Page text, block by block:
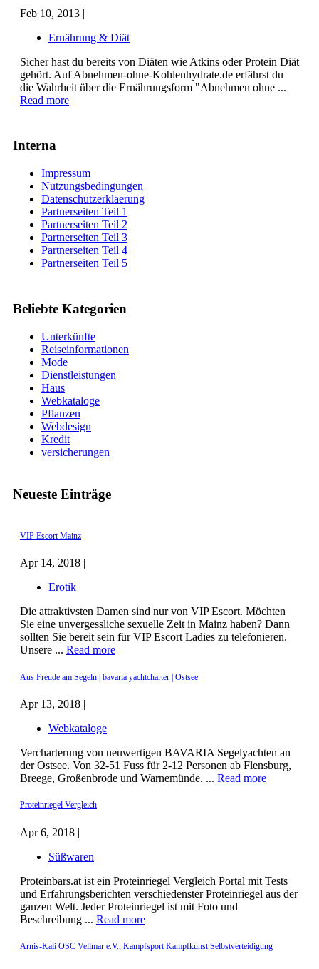
Beliebte Kategorien
Unterkünfte
Reiseinformationen
Mode
Dienstleistungen
Haus
Webkataloge
Pflanzen
Webdesign
Kredit
versicherungen
Neueste Einträge
VIP Escort Mainz
Apr 14, 2018 |
Erotik
Die attraktivsten Damen sind nur von VIP Escort. Möchten
Sie eine unvergessliche sexuelle Zeit in Mainz haben? Dann
sollten Sie bereit sein für VIP Escort Ladies zu telefonieren.
Unsere ... Read more
Aus Freude am Segeln | bavaria yachtcharter | Ostsee
Apr 13, 2018 |
Webkataloge
Vercharterung von neuwertigen BAVARIA Segelyachten an
der Ostsee. Von 32-51 Fuss für 2-12 Personen ab Flensburg,
Breege, Großenbrode und Warnemünde. ... Read more
Proteinriegel Vergleich
Apr 6, 2018 |
Süßwaren
Proteinbars.at ist ein Proteinriegel Vergleich Portal mit Tests
und Erfahrungsberichten verschiedenster Proteinriegel aus der
ganzen Welt. Jeder Proteinriegel ist mit Foto und
Beschreibung ... Read more
Arnis-Kali OSC Vellmar e.V., Kampfsport Kampfkunst Selbstverteidigung
Feb 10, 2013 |
Ernährung & Diät
Sicher hast du bereits von Diäten wie Atkins oder Protein Diät
gehört. Auf Abnehmen-ohne-Kohlenhydrate.de erfährst du
die Wahrheit über die Ernährungsform "Abnehmen ohne ...
Read more
Interna
Impressum
Nutzungsbedingungen
Datenschutzerklaerung
Partnerseiten Teil 1
Partnerseiten Teil 2
Partnerseiten Teil 3
Partnerseiten Teil 4
Partnerseiten Teil 5